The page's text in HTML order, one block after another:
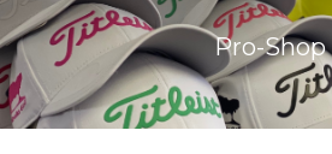
Pro-Shop